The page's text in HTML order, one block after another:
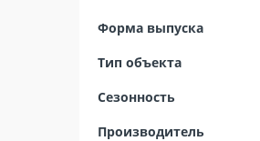
Форма выпуска
Тип объекта
Сезонность
Производитель